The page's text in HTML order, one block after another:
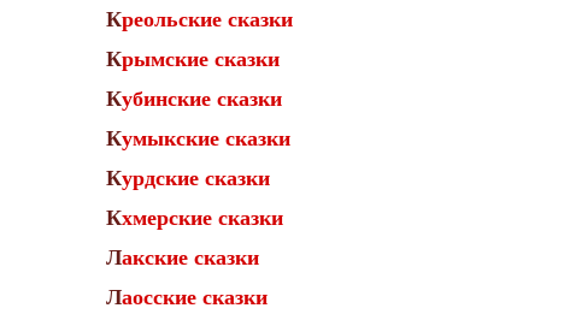
Креольские сказки
Крымские сказки
Кубинские сказки
Кумыкские сказки
Курдские сказки
Кхмерские сказки
Лакские сказки
Лаосские сказки